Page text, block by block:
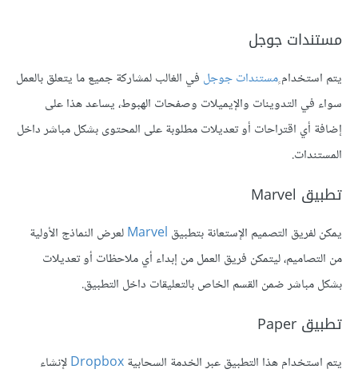
مستندات جوجل
يتم استخدامٍمستندات جوجل في الغالب لمشاركة جميع ما يتعلق بالعمل
سواء في التدوينات والإيميلات وصفحات الهبوط، يساعد هذا على
إضافة أي اقتراحات أو تعديلات مطلوبة على المحتوى بشكل مباشر داخل
المستندات.
تطبيق Marvel
يمكن لفريق التصميم الإستعانة بتطبيق Marvelلعرض النماذج الأولية
من التصاميم، ليتمكن فريق العمل من إبداء أي ملاحظات أو تعديلات
بشكل مباشر ضمن القسم الخاص بالتعليقات داخل التطبيق.
تطبيق Paper
يتم استخدام هذا التطبيق عبر الخدمة السحابيةDropboxلإنشاء